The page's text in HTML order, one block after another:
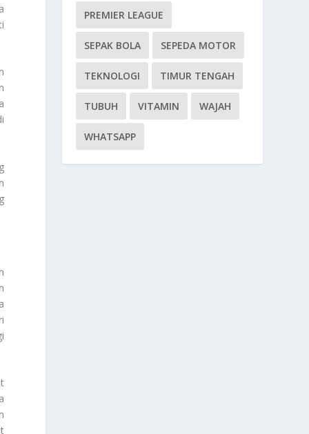
PREMIER LEAGUE
SEPAK BOLA SEPEDA MOTOR
TEKNOLOGI TIMUR TENGAH
TUBUH VITAMIN WAJAH
WHATSAPP